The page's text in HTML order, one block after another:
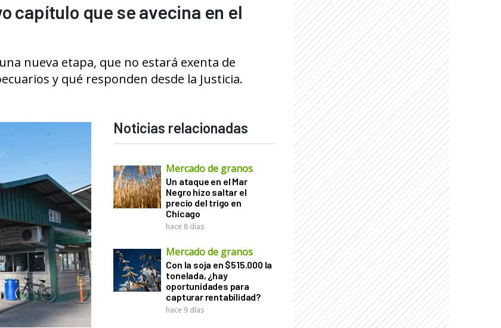
capítulo que se avecina en el
nueva etapa, que no estará exenta de
y qué responden desde la Justicia.
Noticias relacionadas
Mercado de granos
Un ataque en el Mar
Negro hizo saltar el
precio del trigo en
Chicago
hace 8 días
Mercado de granos
Con la soja en $515.000 la
tonelada, ¿hay
oportunidades para
capturar rentabilidad?
hace 9 días